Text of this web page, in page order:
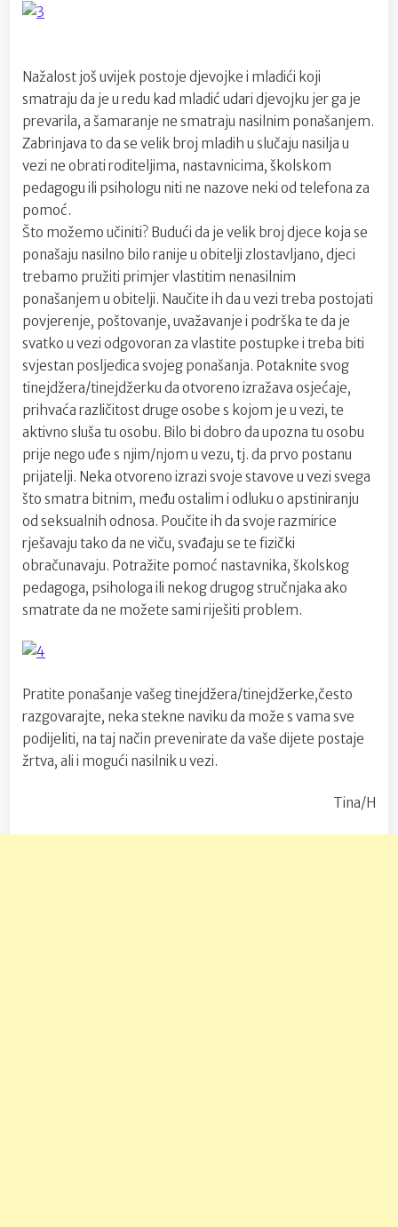
Nažalost još uvijek postoje djevojke i mladići koji
smatraju da je u redu kad mladić udari djevojku jer ga je
prevarila, a šamaranje ne smatraju nasilnim ponašanjem.
Zabrinjava to da se velik broj mladih u slučaju nasilja u
vezi ne obrati roditeljima, nastavnicima, školskom
pedagogu ili psihologu niti ne nazove neki od telefona za
pomoć.
Što možemo učiniti? Budući da je velik broj djece koja se
ponašaju nasilno bilo ranije u obitelji zlostavljano, djeci
trebamo pružiti primjer vlastitim nenasilnim
ponašanjem u obitelji. Naučite ih da u vezi treba postojati
povjerenje, poštovanje, uvažavanje i podrška te da je
svatko u vezi odgovoran za vlastite postupke i treba biti
svjestan posljedica svojeg ponašanja. Potaknite svog
tinejdžera/tinejdžerku da otvoreno izražava osjećaje,
prihvaća različitost druge osobe s kojom je u vezi, te
aktivno sluša tu osobu. Bilo bi dobro da upozna tu osobu
prije nego uđe s njim/njom u vezu, tj. da prvo postanu
prijatelji. Neka otvoreno izrazi svoje stavove u vezi svega
što smatra bitnim, među ostalim i odluku o apstiniranju
od seksualnih odnosa. Poučite ih da svoje razmirice
rješavaju tako da ne viču, svađaju se te fizički
obračunavaju. Potražite pomoć nastavnika, školskog
pedagoga, psihologa ili nekog drugog stručnjaka ako
smatrate da ne možete sami riješiti problem.
Pratite ponašanje vašeg tinejdžera/tinejdžerke,često
razgovarajte, neka stekne naviku da može s vama sve
podijeliti, na taj način prevenirate da vaše dijete postaje
žrtva, ali i mogući nasilnik u vezi.
Tina/H